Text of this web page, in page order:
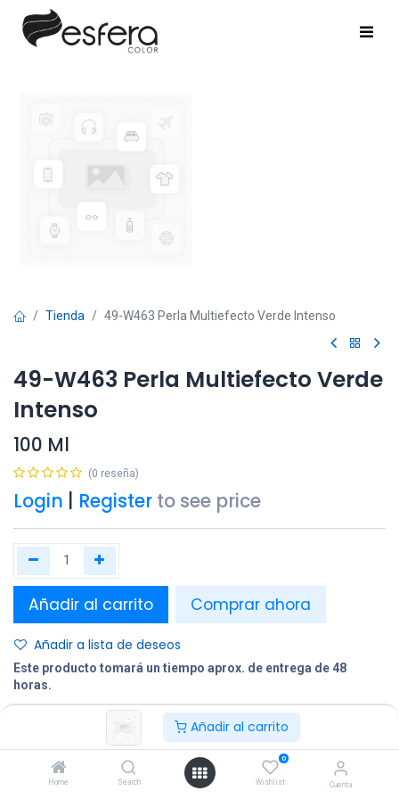
Añadir al carrito
Home Search
0
Wishlist Cuenta
Tienda 49-W463 Perla Multiefecto Verde Intenso
49-W463 Perla Multiefecto Verde
Intenso
100 Ml
(0 reseña)
Login Register to see price
Añadir al carrito Comprar ahora
Añadir a lista de deseos
Este producto tomará un tiempo aprox. de entrega de 48
horas.
Terminos y condiciones: